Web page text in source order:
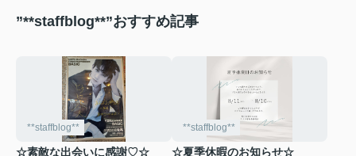
”**staffblog**”おすすめ記事
**staffblog**
☆素敵な出会いに感謝♡☆
**staffblog**
☆夏季休暇のお知らせ☆